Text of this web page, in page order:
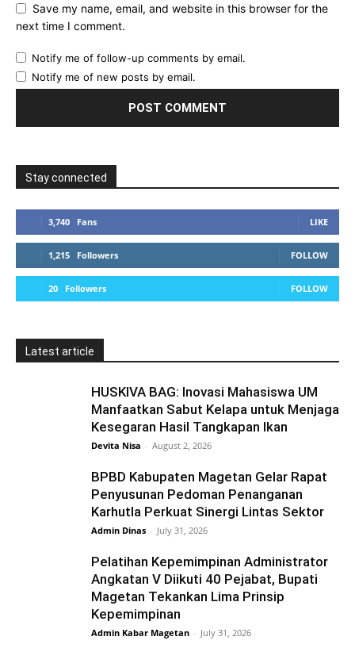
Save my name, email, and website in this browser for the
next time I comment.
Notify me of follow-up comments by email.
Notify me of new posts by email.
Stay connected
3,740 Fans LIKE
1,215 Followers FOLLOW
20 Followers FOLLOW
Latest article
HUSKIVA BAG: Inovasi Mahasiswa UM
Manfaatkan Sabut Kelapa untuk Menjaga
Kesegaran Hasil Tangkapan Ikan
Devita Nisa - August 2, 2026
BPBD Kabupaten Magetan Gelar Rapat
Penyusunan Pedoman Penanganan
Karhutla Perkuat Sinergi Lintas Sektor
Admin Dinas - July 31, 2026
Pelatihan Kepemimpinan Administrator
Angkatan V Diikuti 40 Pejabat, Bupati
Magetan Tekankan Lima Prinsip
Kepemimpinan
Admin Kabar Magetan - July 31, 2026